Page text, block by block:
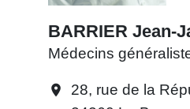
BARRIER Jean-
Médecins
location_on
28, rue de la